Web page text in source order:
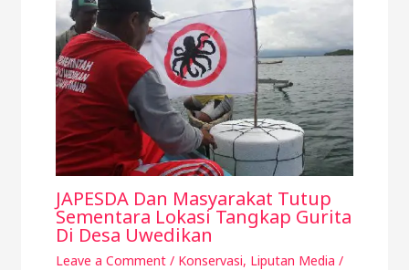
JAPESDA Dan Masyarakat Tutup
Sementara Lokasi Tangkap Gurita
Di Desa Uwedikan
Leave a Comment / Konservasi, Liputan Media /